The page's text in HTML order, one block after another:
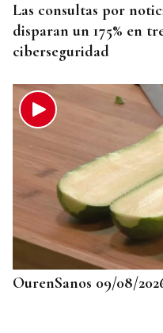
Las consultas por
disparan un 175% en
ciberseguridad
OurenSanos 09/08/